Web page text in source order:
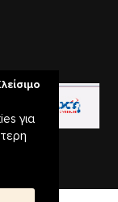
για